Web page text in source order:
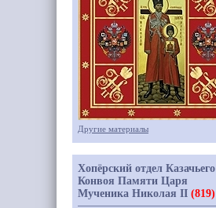
Другие материалы
Хопёрский отдел Казачьего
Конвоя Памяти Царя
Мученика Николая II (819)